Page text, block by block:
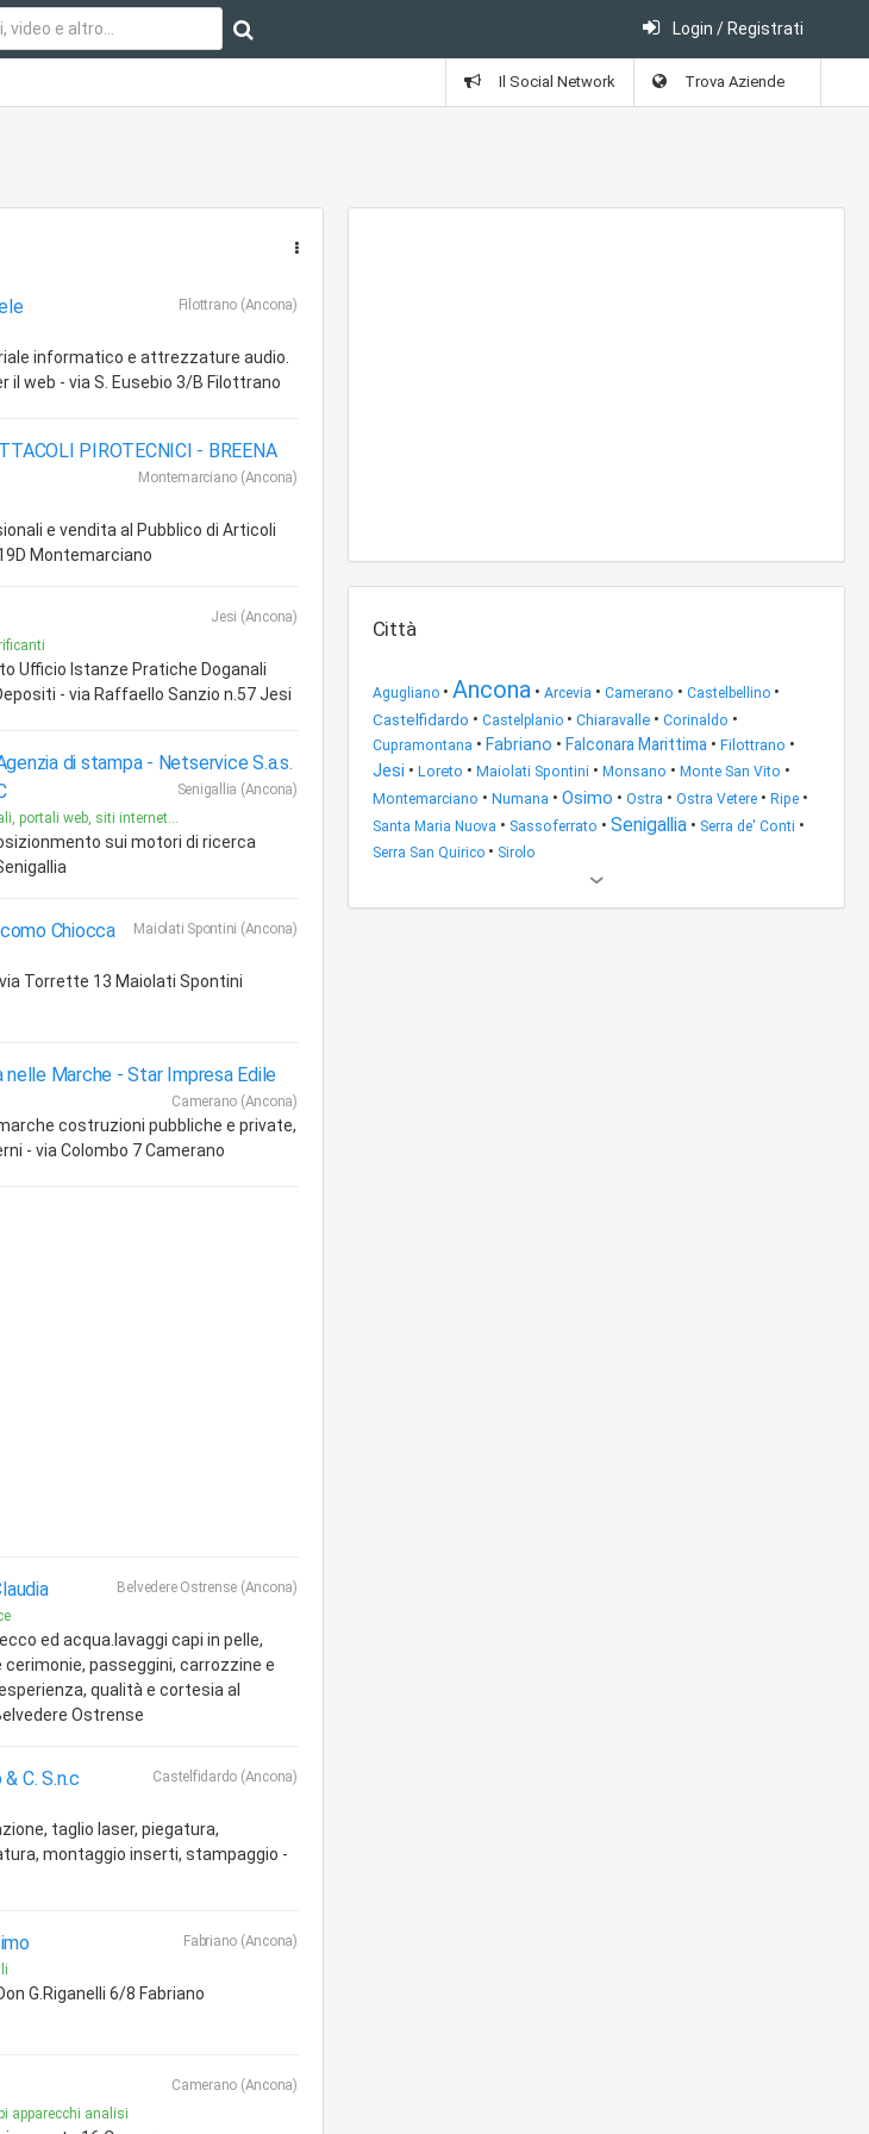
Login / Registrati
Il Social Network Trova Aziende
Filottrano (Ancona)
informatico e attrezzature audio.
il web - via S. Eusebio 3/B Filottrano
PIROTECNICI - BREENA
Montemarciano (Ancona)
e vendita al Pubblico di Articoli
Montemarciano
Jesi (Ancona)
Ufficio Istanze Pratiche Doganali
- via Raffaello Sanzio n.57 Jesi
di stampa - Netservice S.a.s.
Senigallia (Ancona)
portali web, siti internet...
sui motori di ricerca
Chiocca
Maiolati Spontini (Ancona)
Torrette 13 Maiolati Spontini
nelle Marche -Star Impresa Edile
Camerano (Ancona)
costruzioni pubbliche e private,
- via Colombo 7 Camerano
Belvedere Ostrense (Ancona)
ed acqua.lavaggi capi in pelle,
passeggini, carrozzine e
qualità e cortesia al
Ostrense
C. S.n.c
Castelfidardo (Ancona)
taglio laser, piegatura,
montaggio inserti, stampaggio -
Fabriano (Ancona)
G.Riganelli 6/8 Fabriano
Camerano (Ancona)
apparecchi analisi
Città
Agugliano • Ancona • Arcevia • Camerano • Castelbellino •
Castelfidardo • Castelplanio • Chiaravalle • Corinaldo •
Cupramontana • Fabriano • Falconara Marittima • Filottrano •
Jesi • Loreto • Maiolati Spontini • Monsano • Monte San Vito •
Montemarciano • Numana • Osimo • Ostra • Ostra Vetere • Ripe •
Santa Maria Nuova • Sassoferrato • Senigallia • Serra de' Conti •
Serra San Quirico • Sirolo